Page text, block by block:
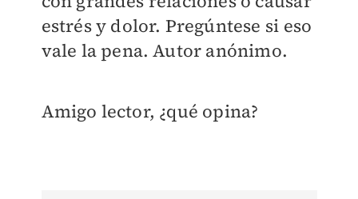
estrés y dolor. Pregúntese si eso
vale la pena. Autor anónimo.
Amigo lector, ¿qué opina?